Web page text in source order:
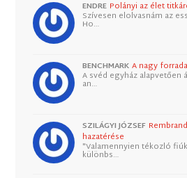
ENDRE Polányi az élet
Szívesen elolvasnám az
Ho…
BENCHMARK A nagy
A svéd egyház alapvetően
an…
SZILÁGYI JÓZSEF
hazatérése
"Valamennyien tékozló
különbs…